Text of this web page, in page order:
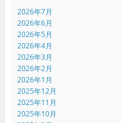
2026年7月
2026年6月
2026年5月
2026年4月
2026年3月
2026年2月
2026年1月
2025年12月
2025年11月
2025年10月